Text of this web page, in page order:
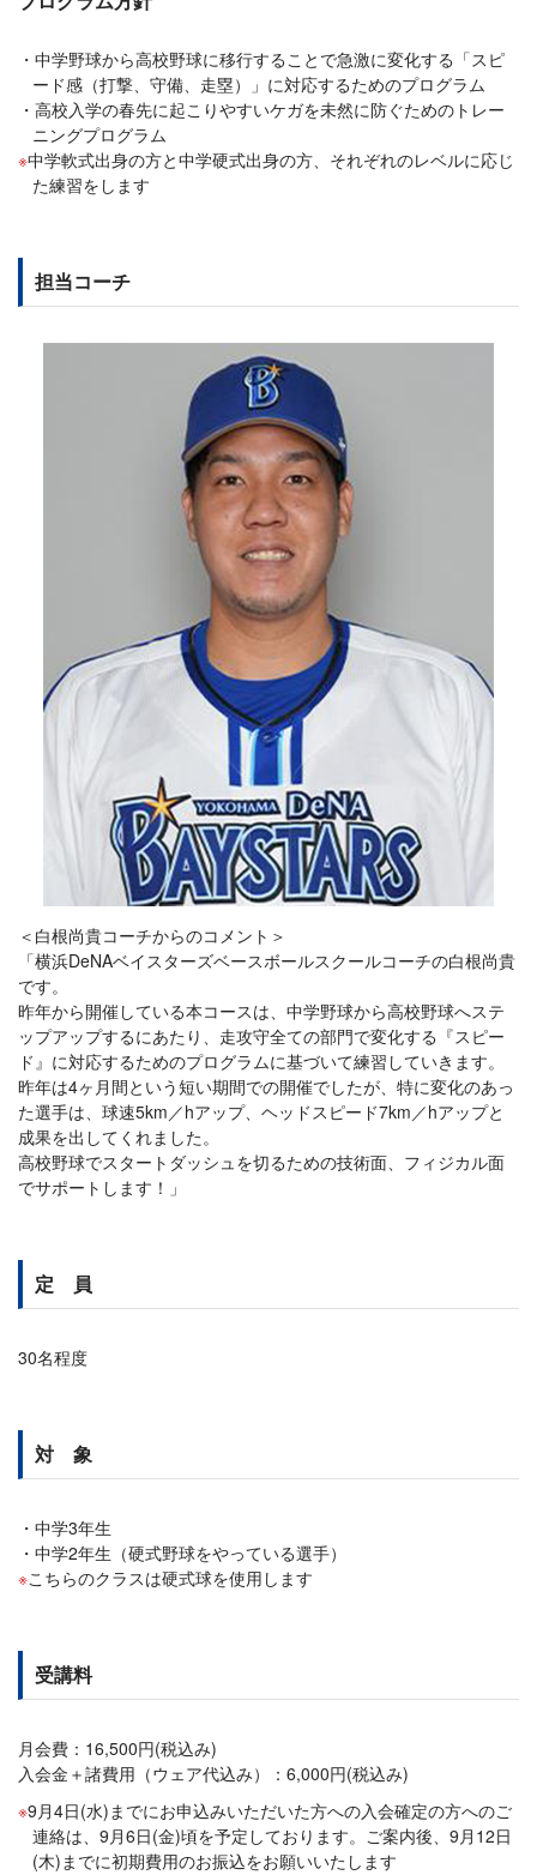
中学野球から高校野球に移行することで急激に変化する「スピ
ード感（打撃、守備、走塁）」に対応するためのプログラム
高校入学の春先に起こりやすいケガを未然に防ぐためのトレー
ニングプログラム
中学軟式出身の方と中学硬式出身の方、それぞれのレベルに応じ
た練習をします
担当コーチ
＜白根尚貴コーチからのコメント＞
「横浜DeNAベイスターズベースボールスクールコーチの白根尚貴
です。
昨年から開催している本コースは、中学野球から高校野球へステ
ップアップするにあたり、走攻守全ての部門で変化する『スピー
ド』に対応するためのプログラムに基づいて練習していきます。
昨年は4ヶ月間という短い期間での開催でしたが、特に変化のあっ
た選手は、球速5km／hアップ、ヘッドスピード7km／hアップと
成果を出してくれました。
高校野球でスタートダッシュを切るための技術面、フィジカル面
でサポートします！」
定 員
30名程度
対 象
中学3年生
中学2年生（硬式野球をやっている選手）
こちらのクラスは硬式球を使用します
受講料
月会費：16,500円(税込み)
入会金＋諸費用（ウェア代込み）：6,000円(税込み)
9月4日(水)までにお申込みいただいた方への入会確定の方へのご
連絡は、9月6日(金)頃を予定しております。ご案内後、9月12日
(木)までに初期費用のお振込をお願いいたします